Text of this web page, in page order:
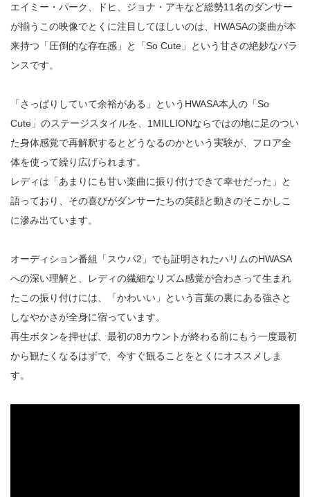
エイミー・パーク、ドヒ、ジョナ・アキなど総勢11名のダンサー
が揃うこの映像でとくに注目してほしいのは、HWASAの楽曲が本
来持つ「圧倒的な存在感」と「So Cute」という甘さの絶妙なバラ
ンスです。
「さっぱりしていて余裕がある」というHWASA本人の「So
Cute」のステージスタイルを、1MILLIONならではの地に足のつい
た身体感覚で再解釈するとどうなるのかという実験が、フロア全
体を使って繰り広げられます。
レディは「あまりにも甘い楽曲に振り付けできて幸せだった」と
語っており、その喜びがダンサーたちの笑顔と動きのそこかしこ
に滲み出ています。
オーディション番組「スウパ2」でも証明されたハリムのHWASA
への深い理解と、レディの繊細なリズム感覚が合わさって生まれ
たこの振り付けには、「かわいい」という言葉の裏にある強さと
しなやかさが全身に宿っています。
再生ボタンを押せば、最初の8カウントが終わる前にもう一度最初
から観たくなるはずで、今すぐ観ることをとくにオススメしま
す。